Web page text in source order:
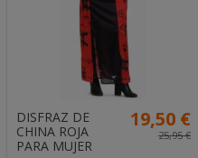
DISFRAZ DE
CHINA ROJA
PARA MUJER
19,50 €
25,95 €